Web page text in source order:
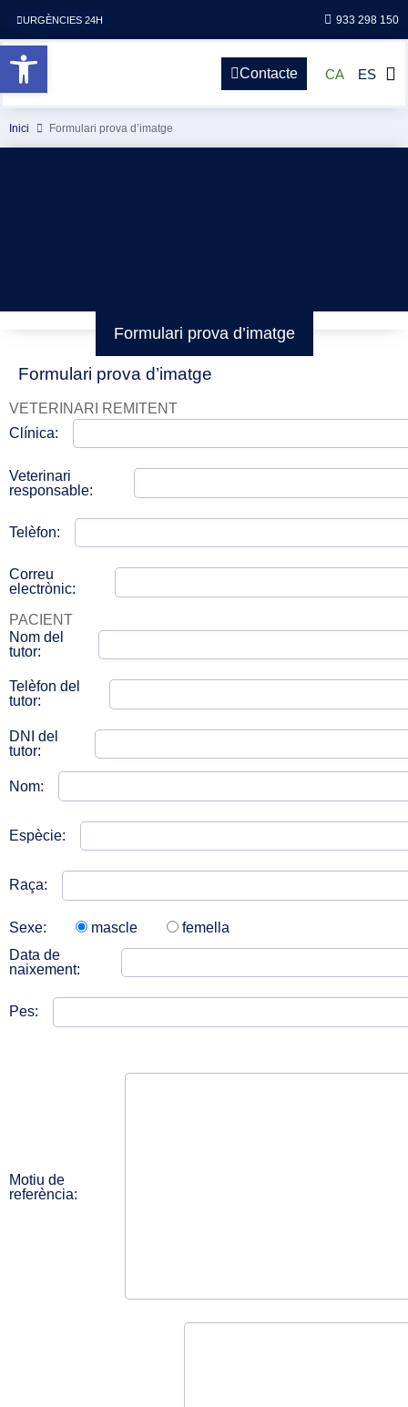
Obre la barra d'eines
URGÈNCIES 24H 933 298 150
Contacte CA ES
Inici Formulari prova d’imatge
Formulari prova d’imatge
Formulari prova d’imatge
VETERINARI REMITENT
Clínica:
Veterinari
responsable:
Telèfon:
Correu
electrònic:
PACIENT
Nom del
tutor:
Telèfon del
tutor:
DNI del
tutor:
Nom:
Espècie:
Raça:
Sexe: mascle
femella
Data de
naixement:
Pes:
Motiu de
referència: